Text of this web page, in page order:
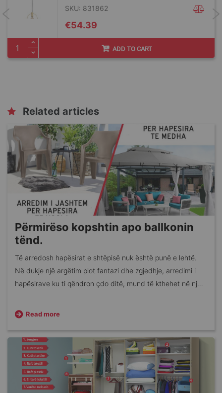
€54.39
SKU: 831862
ADD TO CART
Related articles
Përmirëso kopshtin apo ballkonin
tënd.
Të arredosh hapësirat e shtëpisë nuk është punë e lehtë.
Në dukje një argëtim plot fantazi dhe zgjedhje, arredimi i
hapësirave ku ti qëndron çdo ditë, mund të kthehet në një
jemi këtu për të ndihmuar.
Read more